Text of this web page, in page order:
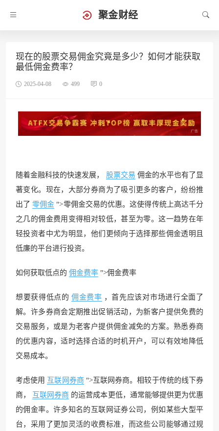
聚金财经
现在的股票交易佣金究竟是多少？如何才能获取
最低佣金费率？
2025-04-08 499 0
随着金融科技的快速发展， 股票交易 佣金的水平也有了显
著变化。现在，大部分券商为了吸引更多的客户，纷纷推
出了 零佣金 ">零佣金交易的优惠。这使得传统上高达千分
之几的佣金费用变得相对较低，甚至为零。这一趋势在年
轻投资者中尤为明显，他们更倾向于选择那些佣金透明且
低廉的平台进行投资。
如何获取低点的 佣金费率 ">佣金费率
想要获得低点的 佣金费率 ，首先应该对市场进行全面了
解。许多券商会定期推出促销活动，为新客户提供免费的
交易服务，或是为老客户提供佣金减免的方案。熟悉券商
的优惠内容，适时选择合适的时机开户，可以有效地降低
交易成本。
考虑使用 互联网券商 ">互联网券商。相较于传统的线下券
商，
互联网券商 的运营成本更低，通常能够提供更为优惠
的佣金率。许多知名的互联网证券公司，例如某些大型平
台，采用了更加灵活的收费标准，而这些公司能够通过规